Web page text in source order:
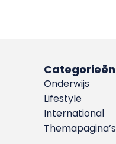
Categorieën
Onderwijs
Lifestyle
International
Themapagina’s